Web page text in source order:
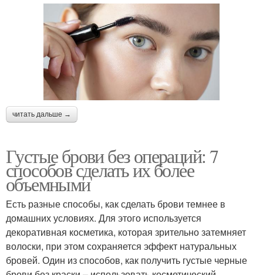
читать дальше →
Густые брови без операций: 7
способов сделать их более
объемными
Есть разные способы, как сделать брови темнее в
домашних условиях. Для этого используется
декоративная косметика, которая зрительно затемняет
волоски, при этом сохраняется эффект натуральных
бровей. Один из способов, как получить густые черные